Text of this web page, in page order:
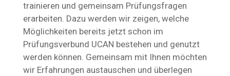
trainieren und gemeinsam Prüfungsfragen
erarbeiten. Dazu werden wir zeigen, welche
Möglichkeiten bereits jetzt schon im
Prüfungsverbund UCAN bestehen und genutzt
werden können. Gemeinsam mit Ihnen möchten
wir Erfahrungen austauschen und überlegen